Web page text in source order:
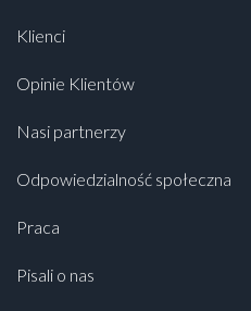
Klienci
Opinie Klientów
Nasi partnerzy
Odpowiedzialność społeczna
Praca
Pisali o nas